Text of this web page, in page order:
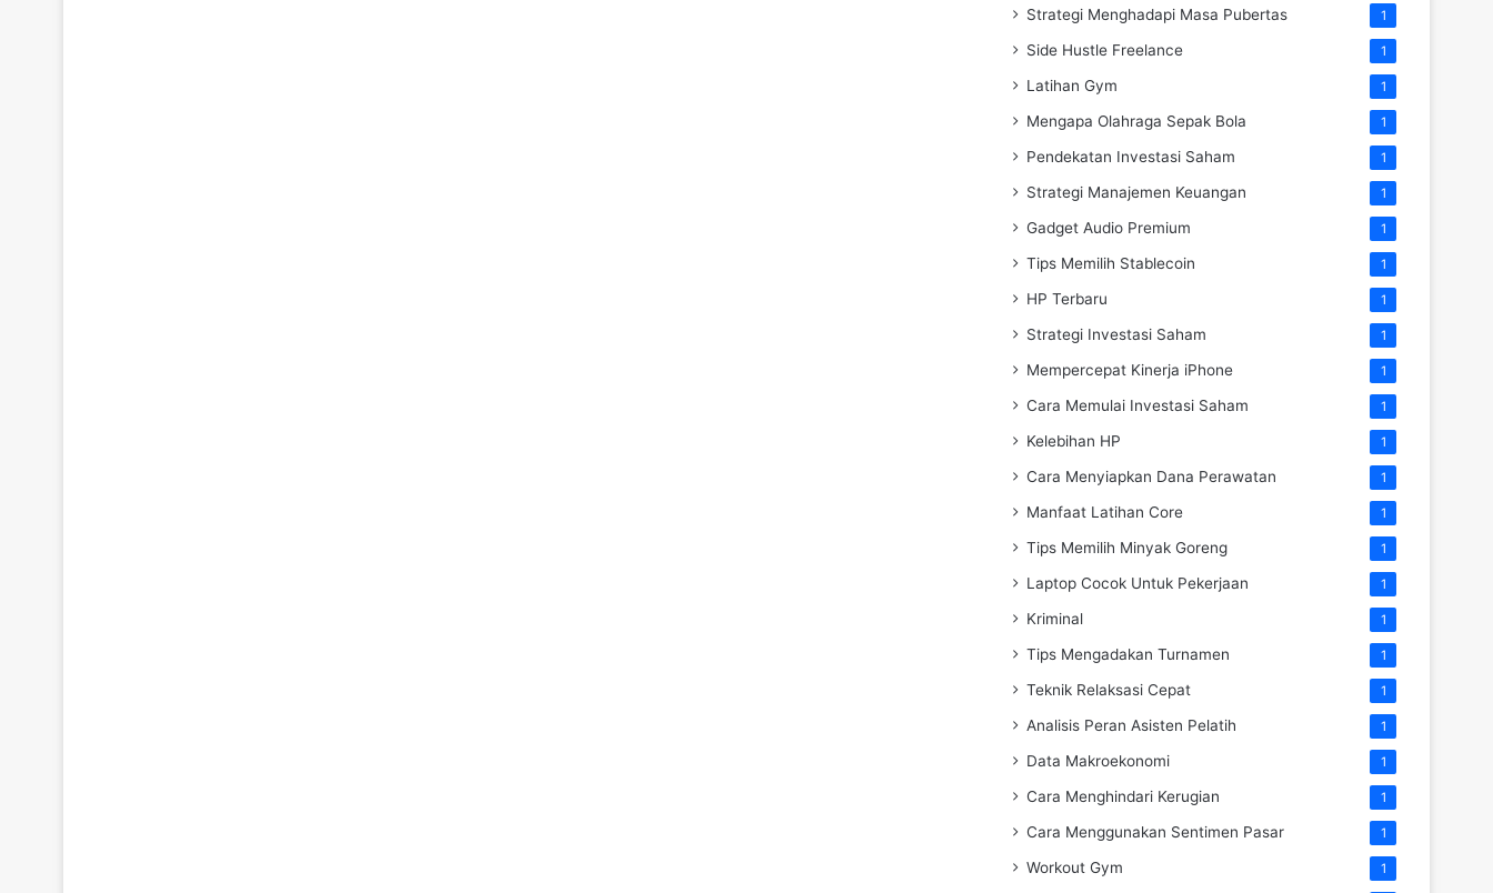
Strategi Menghadapi Masa Pubertas 1
Side Hustle Freelance 1
Latihan Gym 1
Mengapa Olahraga Sepak Bola 1
Pendekatan Investasi Saham 1
Strategi Manajemen Keuangan 1
Gadget Audio Premium 1
Tips Memilih Stablecoin 1
HP Terbaru 1
Strategi Investasi Saham 1
Mempercepat Kinerja iPhone 1
Cara Memulai Investasi Saham 1
Kelebihan HP 1
Cara Menyiapkan Dana Perawatan 1
Manfaat Latihan Core 1
Tips Memilih Minyak Goreng 1
Laptop Cocok Untuk Pekerjaan 1
Kriminal 1
Tips Mengadakan Turnamen 1
Teknik Relaksasi Cepat 1
Analisis Peran Asisten Pelatih 1
Data Makroekonomi 1
Cara Menghindari Kerugian 1
Cara Menggunakan Sentimen Pasar 1
Workout Gym 1